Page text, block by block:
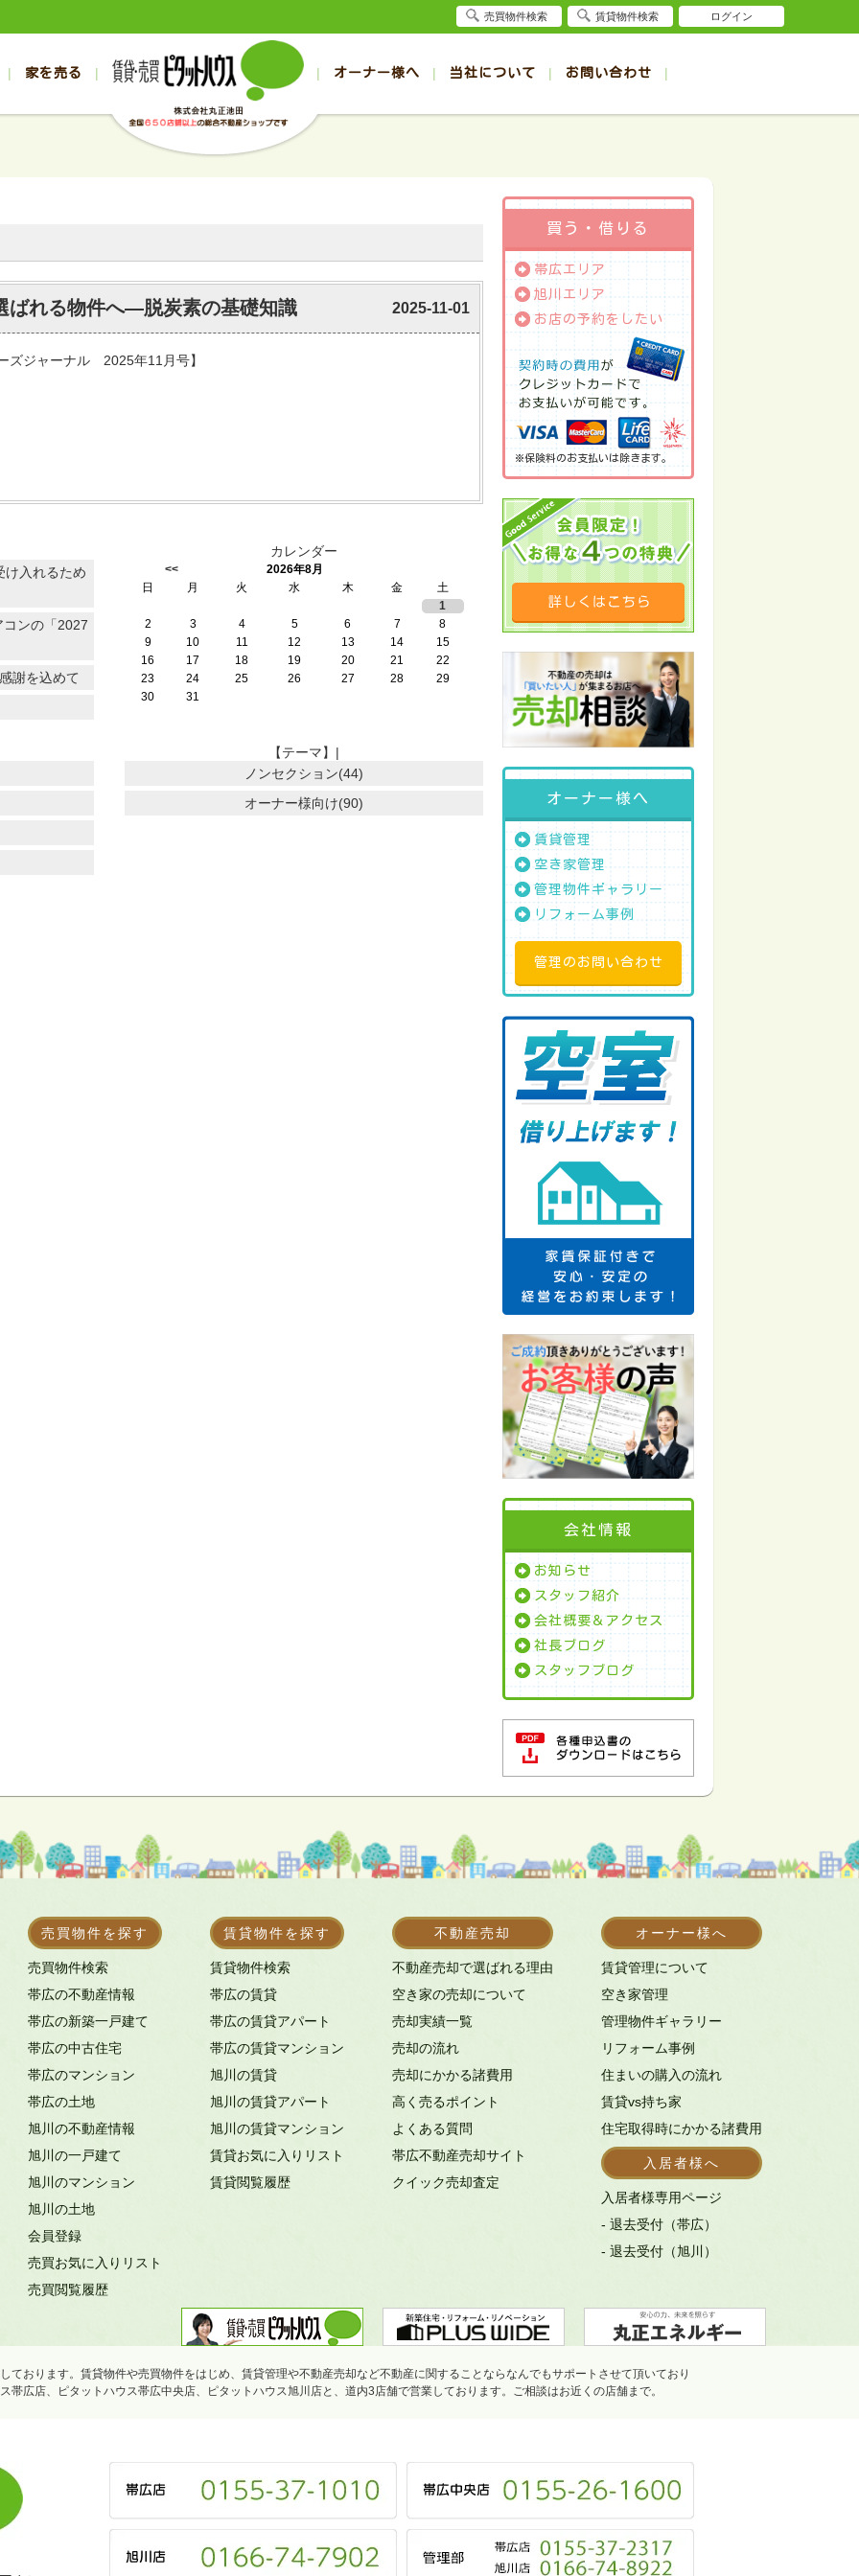
売買
帯広の1DK～1LDK賃貸
帯広の2K～2LDK賃貸
帯広の3K～3LDK賃貸
帯広の4K以上賃貸
売買
旭川の1DK～1LDK賃貸
旭川の2K～2LDK賃貸
旭川の3K～3LDK賃貸
旭川の4K以上賃貸
家を売る オーナー様へ 当社について
スタッフブログ お客様の声
お問い合わせ
売却のお問合せ 入居者様ページ
ばれる物件へ―脱炭素の基礎知識 2025-11-01
ズジャーナル 2025年11月号】
け入れるため
ンの「2027
謝を込めて
カレンダー
<<
2026年8月
日
月 火 水 木 金
土
1
2
3 4 5 6 7
8
9
10 11 12 13 14
15
16
17 18 19 20 21
22
23
24 25 26 27 28
29
30
31
【テーマ】|
ノンセクション(44)
オーナー様向け(90)
買う・借りる
帯広エリア
旭川エリア
お店の予約をしたい
※保険料のお支払いは除きます。
オーナー様へ
賃貸管理
空き家管理
管理物件ギャラリー
リフォーム事例
管理のお問い合わせ
会社情報
お知らせ
スタッフ紹介
会社概要＆アクセス
社長ブログ
スタッフブログ
売買物件を探す
売買物件検索
帯広の不動産情報
帯広の新築一戸建て
帯広の中古住宅
帯広のマンション
帯広の土地
旭川の不動産情報
旭川の一戸建て
旭川のマンション
旭川の土地
会員登録
売買お気に入りリスト
売買閲覧履歴
賃貸物件を探す
賃貸物件検索
帯広の賃貸
帯広の賃貸アパート
帯広の賃貸マンション
旭川の賃貸
旭川の賃貸アパート
旭川の賃貸マンション
賃貸お気に入りリスト
賃貸閲覧履歴
不動産売却
不動産売却で選ばれる理由
空き家の売却について
売却実績一覧
売却の流れ
売却にかかる諸費用
高く売るポイント
よくある質問
帯広不動産売却サイト
クイック売却査定
オーナー様へ
賃貸管理について
空き家管理
管理物件ギャラリー
リフォーム事例
住まいの購入の流れ
賃貸vs持ち家
住宅取得時にかかる諸費用
入居者様へ
入居者様専用ページ
- 退去受付（帯広）
- 退去受付（旭川）
ております。賃貸物件や売買物件をはじめ、賃貸管理や不動産売却など不動産に関することならなんでもサポートさせて頂いており
帯広店、ピタットハウス帯広中央店、ピタットハウス旭川店と、道内3店舗で営業しております。ご相談はお近くの店舗まで。
売買物件検索 賃貸物件検索 ログイン